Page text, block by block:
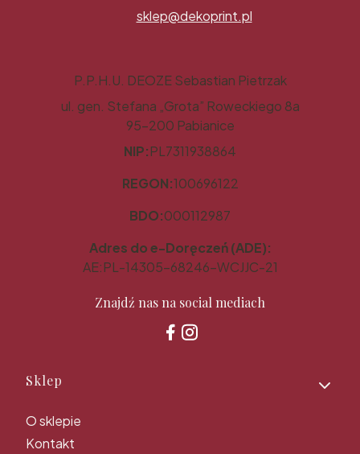
sklep@dekoprint.pl
P.P.H.U. DEOZE Sebastian Pietrzak
ul. gen. Stefana „Grota” Roweckiego 8a
95-200 Pabianice
NIP:PL7311938864
REGON:100696122
BDO:000112987
Adres do e-Doręczeń (ADE):
AE:PL-14305-68246-WCJJC-21
Znajdź nas na social mediach
Linki w stopce
Sklep
O sklepie
Kontakt